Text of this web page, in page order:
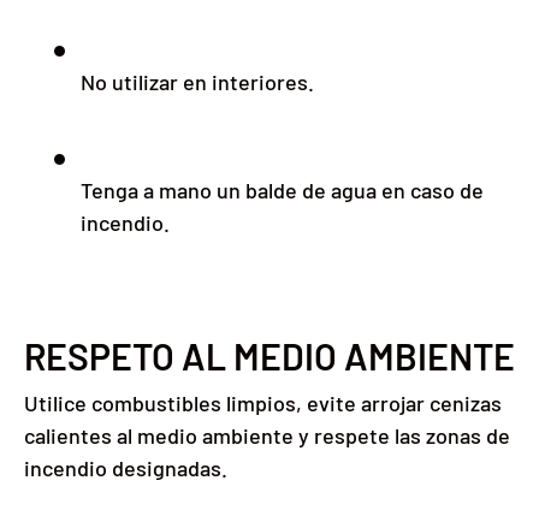
No utilizar en interiores.
Tenga a mano un balde de agua en caso de
incendio.
RESPETO AL MEDIO AMBIENTE
Utilice combustibles limpios, evite arrojar cenizas
calientes al medio ambiente y respete las zonas de
incendio designadas.